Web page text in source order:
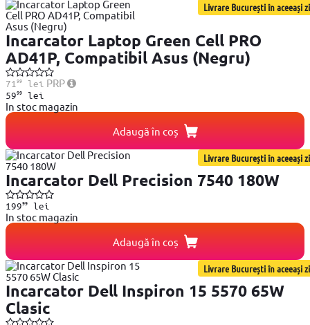
Livrare București în aceeași zi
Incarcator Laptop Green Cell PRO
AD41P, Compatibil Asus (Negru)
71 99lei PRP
5999lei
In stoc magazin
Adaugă în coș
Livrare București în aceeași zi
Incarcator Dell Precision 7540 180W
19999lei
In stoc magazin
Adaugă în coș
Livrare București în aceeași zi
Incarcator Dell Inspiron 15 5570 65W
Clasic